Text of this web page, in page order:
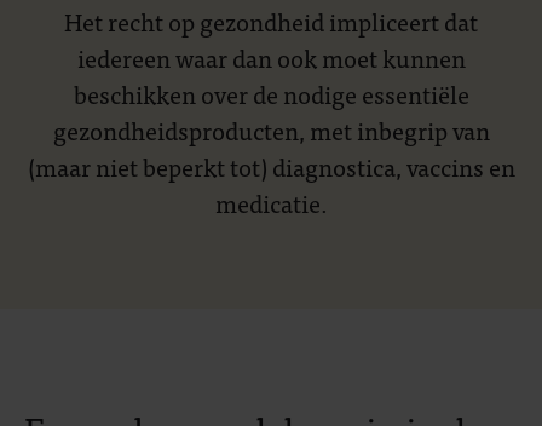
Het recht op gezondheid impliceert dat
iedereen waar dan ook moet kunnen
beschikken over de nodige essentiële
gezondheidsproducten, met inbegrip van
(maar niet beperkt tot) diagnostica, vaccins en
medicatie.